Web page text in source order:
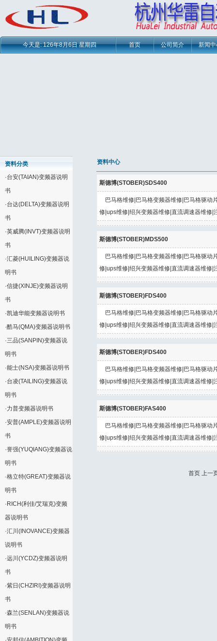
新闻
公司简介
首页
今天是:126年8月6日 星期四
资料分类
·台安(TAIAN)变频器说明
书
·台达(DELTA)变频器说明
书
·英威腾(INVT)变频器说明
书
·汇菱(HUILING)变频器说
明书
·信捷(XINJE)变频器说明
书
·凯迪华能变频器说明书
·酷马(QMA)变频器说明书
·三品(SANPIN)变频器说
明书
·能士(NSA)变频器说明书
·台凌(TAILING)变频器说
明书
·力普变频器说明书
·安普(AMPLE)变频器说明
书
·誉强(YUQIANG)变频器说
明书
·格立特(GREAT)变频器说
明书
· RICH(利佳/艾瑞克)变频
器说明书
·汇川(INOVANCE)变频器
说明书
·远川(YCDZ)变频器说明
书
·紫日(CHZIRI)变频器说明
书
·森兰(SENLAN)变频器说
明书
资料中心
斯德博(STOBER)SDS400
巴马格维修|巴马格变频器维修|巴马格驱动
修|ups维修|绍兴变频器维修|直流调速器维修|
斯德博(STOBER)MDS500
巴马格维修|巴马格变频器维修|巴马格驱动
修|ups维修|绍兴变频器维修|直流调速器维修|
斯德博(STOBER)FDS400
巴马格维修|巴马格变频器维修|巴马格驱动
修|ups维修|绍兴变频器维修|直流调速器维修|
斯德博(STOBER)FDS400
巴马格维修|巴马格变频器维修|巴马格驱动
修|ups维修|绍兴变频器维修|直流调速器维修|
斯德博(STOBER)FAS400
巴马格维修|巴马格变频器维修|巴马格驱动
修|ups维修|绍兴变频器维修|直流调速器维修|
首页 上一